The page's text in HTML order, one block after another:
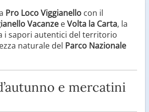
Pro Loco Viggianello con il
Vacanze eVolta la Carta, la
i sapori autentici del territorio
naturale del Parco Nazionale
e mercatini